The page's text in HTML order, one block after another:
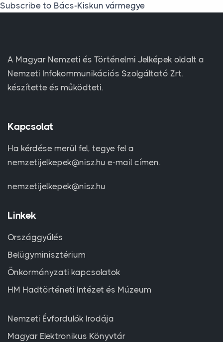
Subscribe to Bács-Kiskun vármegye
A Magyar Nemzeti és Történelmi Jelképek oldalt a
Nemzeti Infokommunikációs Szolgáltató Zrt.
készítette és működteti.
Kapcsolat
Ha kérdése merül fel, tegye fel a
nemzetijelkepek@nisz.hu e-mail címen.
nemzetijelkepek@nisz.hu
Linkek
Országgyűlés
Belügyminisztérium
Önkormányzati kapcsolatok
HM Hadtörténeti Intézet és Múzeum
Nemzeti Évfordulók Irodája
Magyar Elektronikus Könyvtár